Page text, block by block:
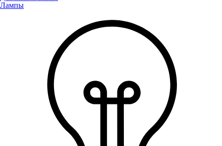
Лампы